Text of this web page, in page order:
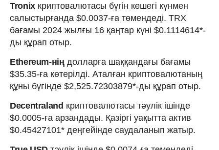
Tronixкриптовалютасы бүгін кешегі күнмен
салыстырғанда $0.0037-ға төмендеді. TRX
бағамы 2024 жылғы 16 қаңтар күні $0.1114614*-
ды құрап отыр.
Ethereum-ніңдолларға шаққандағы бағамы
$35.35-ға көтерілді. Аталған криптовалютаның
құны бүгінде $2,525.72303879*-ды құрап отыр.
Decentraland криптовалютасы тәулік ішінде
$0.0005-ға арзандады. Қазіргі уақытта актив
$0.45427101* деңгейінде саудаланып жатыр.